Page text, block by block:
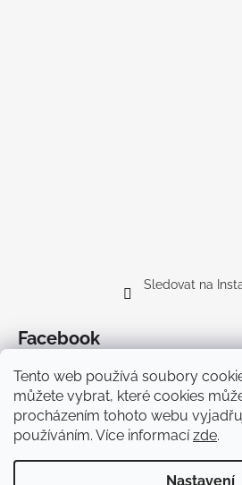
Tento web používá soubory
můžete vybrat, které cookies
procházením tohoto webu
používáním. Více informacízde.
Nastavení
Sledovat na
Facebook
Doprava